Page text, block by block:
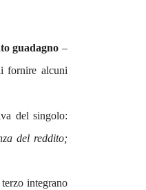
guadagno –
fornire alcuni
del singolo:
del reddito;
integrano